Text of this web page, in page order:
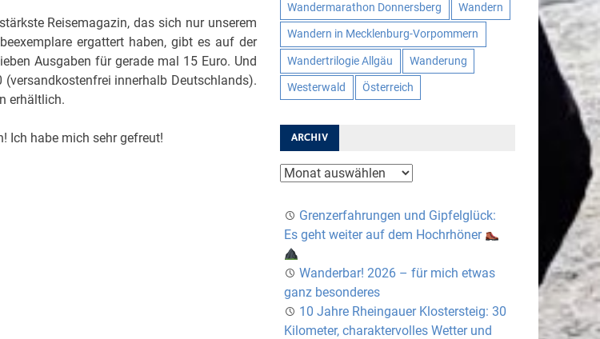
Reisemagazin, das sich nur unserem
ergattert haben, gibt es auf der
Ausgaben für gerade mal 15 Euro. Und
innerhalb Deutschlands).
erhältlich.
Ich habe mich sehr gefreut!
Wandermarathon Donnersberg Wandern
Wandern in Mecklenburg-Vorpommern
Wandertrilogie Allgäu Wanderung
Westerwald Österreich
ARCHIV
Archiv
Grenzerfahrungen und Gipfelglück:
Es geht weiter auf dem Hochrhöner
Wanderbar! 2026 – für mich etwas
ganz besonderes
10 Jahre Rheingauer Klostersteig: 30
Kilometer, charaktervolles Wetter und